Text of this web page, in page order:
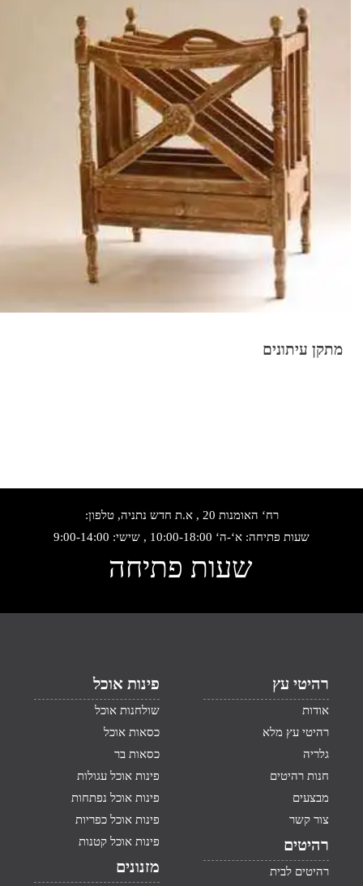
מתקן עיתונים
רח‘ האומנות 20 , א.ת חדש נתניה, טלפון:
שעות פתיחה: א‘-ה‘ 10:00-18:00 , שישי: 9:00-14:00
שעות פתיחה
רהיטי עץ
אודות
רהיטי עץ מלא
גלריה
חנות רהיטים
מבצעים
צור קשר
רהיטים
רהיטים לבית
פינות אוכל
שולחנות אוכל
כסאות אוכל
כסאות בר
פינות אוכל עגולות
פינות אוכל נפתחות
פינות אוכל כפריות
פינות אוכל קטנות
מזנונים